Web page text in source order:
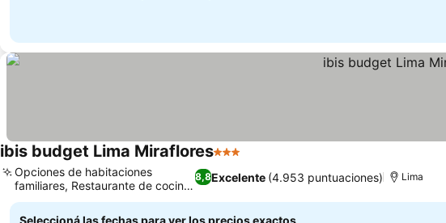
ibis budget Lima Miraflores3 Estrellas
8,8Excelente (4.953 puntuaciones)
Opciones de habitaciones
familiares, Restaurante de cocina
peruana
Lima
Seleccioná las fechas para ver los precios exactos